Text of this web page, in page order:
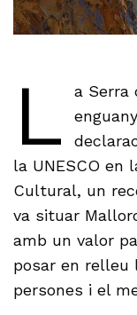
L
a Serra
la UNESCO en
Cultural, un
va situar
amb un valor
posar en relleu
persones i el